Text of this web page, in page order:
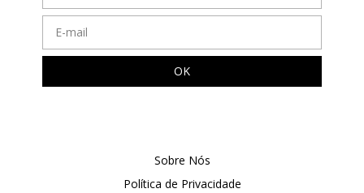
Sobre Nós
Política de Privacidade